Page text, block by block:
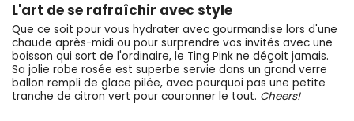
L'art de se rafraîchir avec style
Que ce soit pour vous hydrater avec gourmandise lors d'une
chaude après-midi ou pour surprendre vos invités avec une
boisson qui sort de l'ordinaire, le Ting Pink ne déçoit jamais.
Sa jolie robe rosée est superbe servie dans un grand verre
ballon rempli de glace pilée, avec pourquoi pas une petite
tranche de citron vert pour couronner le tout. Cheers!